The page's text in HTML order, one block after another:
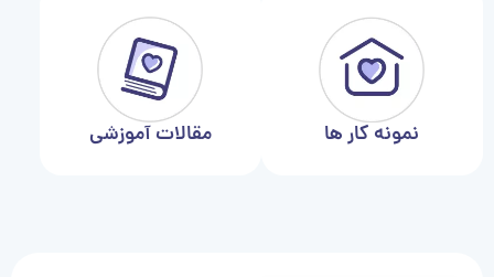
نمونه کار ها مقالات آموزشی